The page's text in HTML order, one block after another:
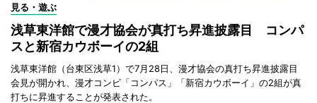
見る・遊ぶ
浅草東洋館で漫才協会が真打ち昇進披露目 コンパ
スと新宿カウボーイの2組
浅草東洋館（台東区浅草1）で7月28日、漫才協会の真打ち昇進披露目
会見が開かれ、漫才コンビ「コンパス」「新宿カウボーイ」の2組が真
打ちに昇進することが発表された。